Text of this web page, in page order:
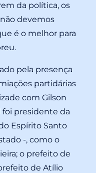
da política, os
devemos
é o melhor para
pela presença
partidárias
com Gilson
foi presidente da
Espírito Santo
-, como o
o prefeito de
de Atílio